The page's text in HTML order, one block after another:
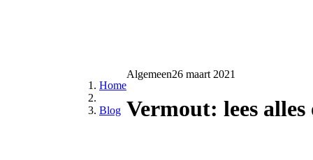
Home
Blog
Algemeen26 maart 2021
Vermout: lees